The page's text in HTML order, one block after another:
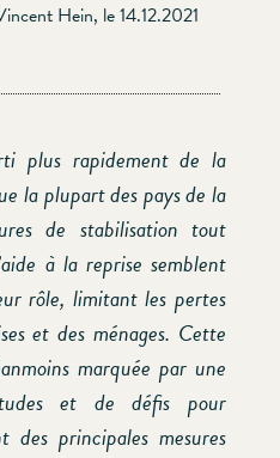
Hein, le 14.12.2021
plus rapidement de la
la plupart des pays de la
de stabilisation tout
à la reprise semblent
rôle, limitant les pertes
et des ménages. Cette
marquée par une
et de défis pour
des principales mesures